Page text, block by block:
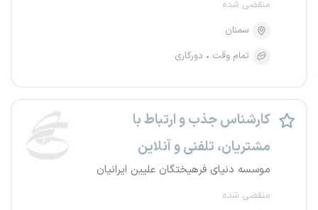
منقضی شده
سمنان
تمام وقت
دورکاری
کارشناس جذب و ارتباط با
مشتریان، تلفنی و آنلاین
موسسه دنیای فرهیختگان علیین ایرانیان
منقضی شده